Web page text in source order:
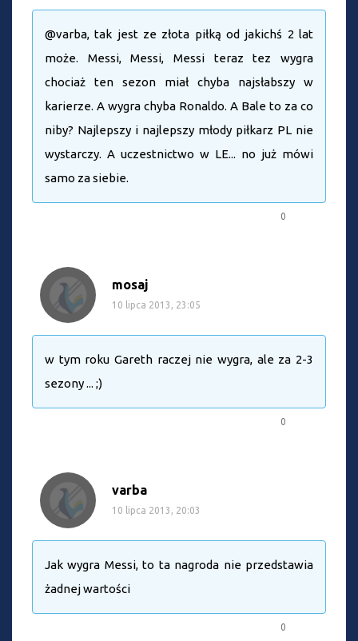
@varba, tak jest ze złota piłką od jakichś 2 lat
może. Messi, Messi, Messi teraz tez wygra
chociaż ten sezon miał chyba najsłabszy w
karierze. A wygra chyba Ronaldo. A Bale to za co
niby? Najlepszy i najlepszy młody piłkarz PL nie
wystarczy. A uczestnictwo w LE... no już mówi
samo za siebie.
0
mosaj
10 lipca 2013, 23:05
w tym roku Gareth raczej nie wygra, ale za 2-3
sezony ... ;)
0
varba
10 lipca 2013, 20:03
Jak wygra Messi, to ta nagroda nie przedstawia
żadnej wartości
0